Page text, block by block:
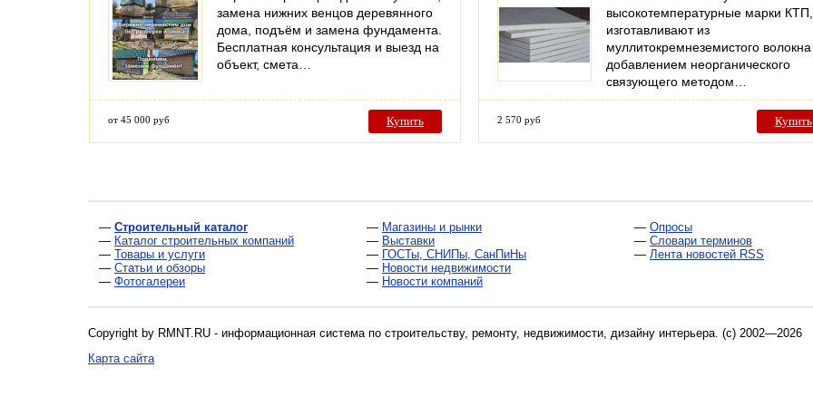
замена нижних венцов деревянного
дома, подъём и замена фундамента.
Бесплатная консультация и выезд на
объект, смета…
от 45 000 руб Купить
высокотемпературные марки КТП,
изготавливают из
муллитокремнеземистого
добавлением неорганического
связующего методом…
2 570 руб Купить
— Строительный каталог
— Каталог строительных компаний
— Товары и услуги
— Статьи и обзоры
— Фотогалереи
— Магазины и рынки
— Выставки
— ГОСТы, СНИПы, СанПиНы
— Новости недвижимости
— Новости компаний
— Опросы
— Словари терминов
— Лента новостей RSS
Copyright by RMNT.RU - информационная система по строительству, ремонту, недвижимости, дизайну интерьера. (c) 2002—2026
Карта сайта